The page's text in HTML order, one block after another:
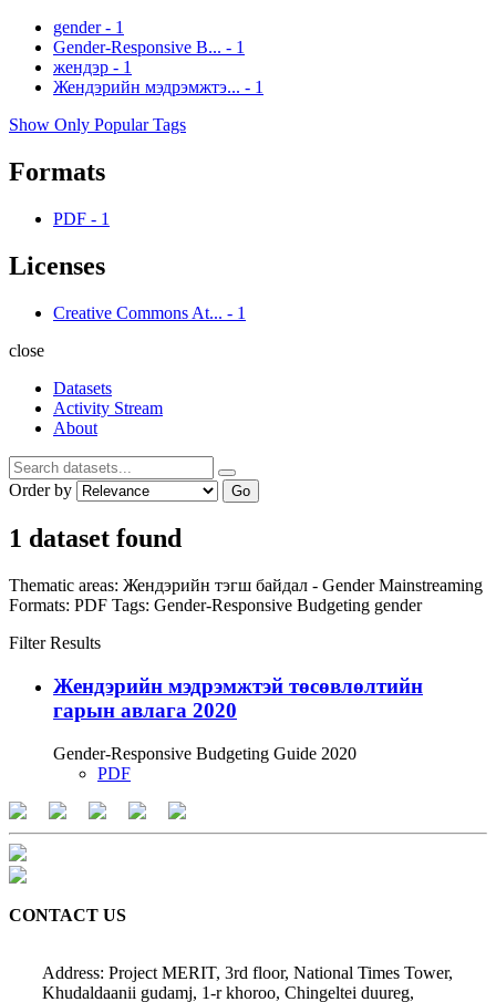
gender - 1
Gender-Responsive B... - 1
жендэр - 1
Жендэрийн мэдрэмжтэ... - 1
Show Only Popular Tags
Formats
PDF - 1
Licenses
Creative Commons At... - 1
close
Datasets
Activity Stream
About
Order by Go
1 dataset found
Thematic areas: Жендэрийн тэгш байдал - Gender Mainstreaming
Formats: PDF Tags: Gender-Responsive Budgeting gender
Filter Results
Жендэрийн мэдрэмжтэй төсөвлөлтийн
гарын авлага 2020
Gender-Responsive Budgeting Guide 2020
PDF
CONTACT US
Address: Project MERIT, 3rd floor, National Times Tower,
Khudaldaanii gudamj, 1-r khoroo, Chingeltei duureg,